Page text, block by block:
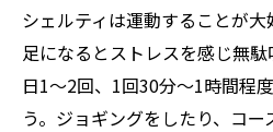
シェルティは運動することが
足になるとストレスを感じ無
日1～2回、1回30分〜1時間程
う。ジョギングをしたり、コ